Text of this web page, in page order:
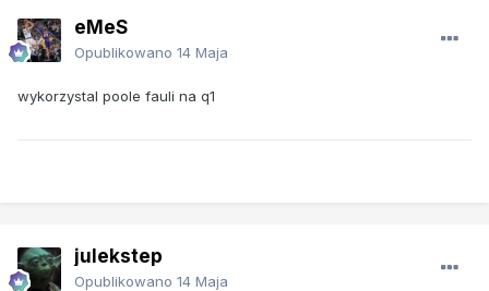
eMeS
Opublikowano 14 Maja
wykorzystal poole fauli na q1
julekstep
Opublikowano 14 Maja